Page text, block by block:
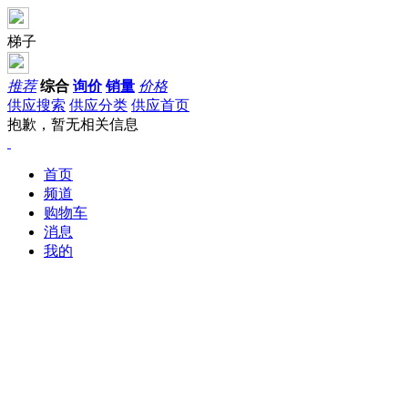
梯子
推荐 综合 询价 销量 价格
供应搜索 供应分类 供应首页
抱歉，暂无相关信息
首页
频道
购物车
消息
我的